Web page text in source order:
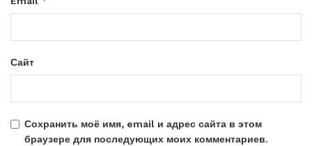
Сайт
Сохранить моё имя, email и адрес сайта в этом
браузере для последующих моих комментариев.